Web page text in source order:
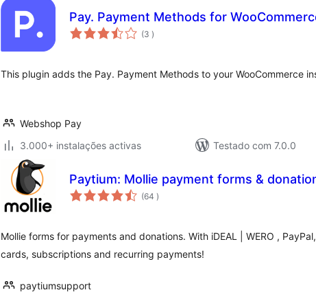
Pay. Payment Methods for
(3 classificações
)
This plugin adds the Pay. Payment Methods to your WooCommerce
Webshop Pay
3.000+ instalações activas
Testado com 7.0.0
Paytium: Mollie payment forms &
(64 classificações
)
Mollie forms for payments and donations. With iDEAL | WERO ,
cards, subscriptions and recurring payments!
paytiumsupport